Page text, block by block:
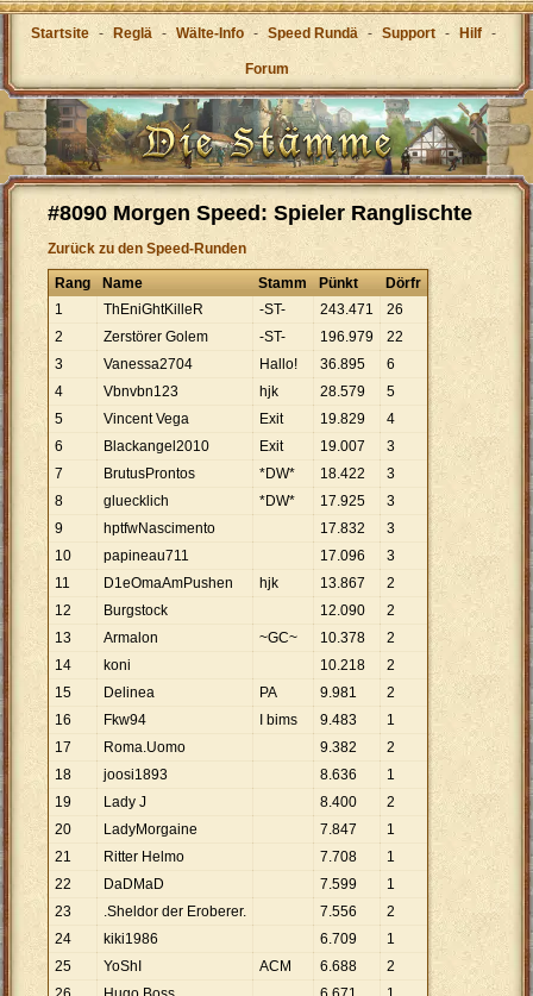
Startsite - Reglä - Wälte-Info - Speed Rundä - Support - Hilf -
Forum
#8090 Morgen Speed: Spieler Ranglischte
Zurück zu den Speed-Runden
Rang Name Stamm Pünkt
Dörfr
1
ThEniGhtKilleR -ST- 243.471
26
2
Zerstörer Golem -ST- 196.979
22
3
Vanessa2704 Hallo! 36.895
6
4
Vbnvbn123 hjk 28.579
5
5
Vincent Vega Exit 19.829
4
6
Blackangel2010 Exit 19.007
3
7
BrutusProntos *DW* 18.422
3
8
gluecklich *DW* 17.925
3
9
hptfwNascimento 17.832
3
10
papineau711 17.096
3
11
D1eOmaAmPushen hjk 13.867
2
12
Burgstock 12.090
2
13
Armalon ~GC~ 10.378
2
14
koni 10.218
2
15
Delinea PA 9.981
2
16
Fkw94 I bims 9.483
1
17
Roma.Uomo 9.382
2
18
joosi1893 8.636
1
19
Lady J 8.400
2
20
LadyMorgaine 7.847
1
21
Ritter Helmo 7.708
1
22
DaDMaD 7.599
1
23
.Sheldor der Eroberer. 7.556
2
24
kiki1986 6.709
1
25
YoShI ACM 6.688
2